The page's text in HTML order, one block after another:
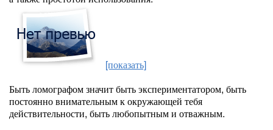
[показать]
Быть ломографом значит быть экспериментатором, быть
постоянно внимательным к окружающей тебя
действительности, быть любопытным и отважным.